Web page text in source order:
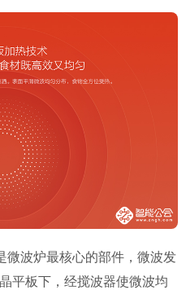
微波炉最核心的部件，微波发
平板下，经搅波器使微波均